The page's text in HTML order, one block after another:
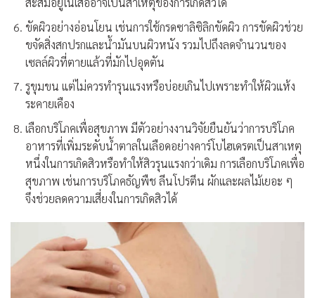
ขัดผิวอย่างอ่อนโยน เช่นการใช้กรดซาลิซิลิกขัดผิว การขัดผิวช่วย
ขจัดสิ่งสกปรกและน้ำมันบนผิวหนัง รวมไปถึงลดจำนวนของ
เซลล์ผิวที่ตายแล้วที่มักไปอุดตัน
รูขุมขน แต่ไม่ควรทำรุนแรงหรือบ่อยเกินไปเพราะทำให้ผิวแห้ง
ระคายเคือง
เลือกบริโภคเพื่อสุขภาพ มีตัวอย่างงานวิจัยยืนยันว่าการบริโภค
อาหารที่เพิ่มระดับน้ำตาลในเลือดอย่างคาร์โบไฮเดรตเป็นสาเหตุ
หนึ่งในการเกิดสิวหรือทำให้สิวรุนแรงกว่าเดิม การเลือกบริโภคเพื่อ
สุขภาพ เช่นการบริโภคธัญพืช ลีนโปรตีน ผักและผลไม้เยอะ ๆ
จึงช่วยลดความเสี่ยงในการเกิดสิวได้